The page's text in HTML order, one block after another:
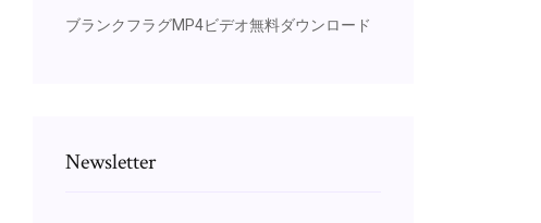
ブランクフラグMP4ビデオ無料ダウンロード
Newsletter